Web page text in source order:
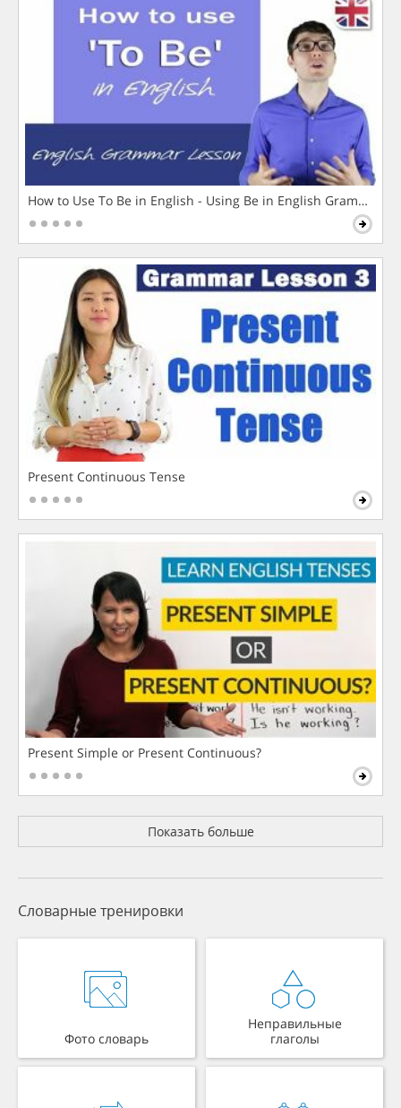
How to Use To Be in English - Using Be in English Grammar
Present Continuous Tense
Present Simple or Present Continuous?
Показать больше
Словарные тренировки
Фото словарь
Неправильные
глаголы